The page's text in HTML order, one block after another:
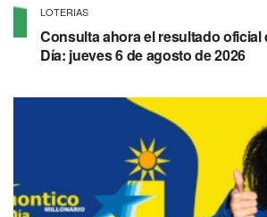
LOTERIAS
Consulta ahora el resultado oficial
Día: jueves 6 de agosto de 2026